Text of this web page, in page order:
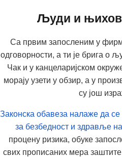
Људи и
Са првим запосленим у
одговорности, а ти је брига о
Чак и у канцеларијском
морају узети у обзир, а у
су још
Законска обавеза налаже да се
за безбедност и здравље
процену ризика, обуке
свих прописаних мера